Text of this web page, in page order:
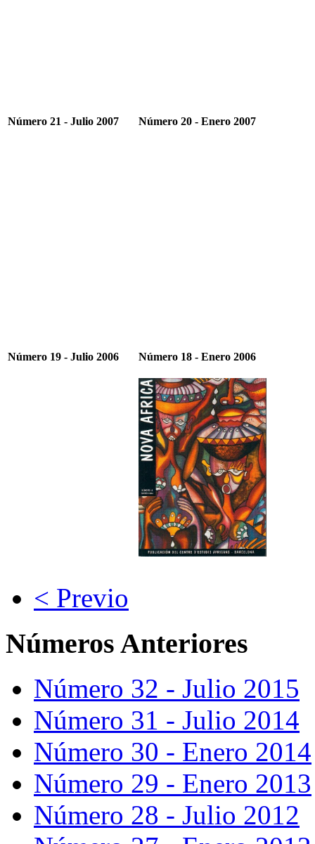
Número 21 - Julio 2007 Número 20 - Enero 2007
Número 19 - Julio 2006 Número 18 - Enero 2006
< Previo
Números Anteriores
Número 32 - Julio 2015
Número 31 - Julio 2014
Número 30 - Enero 2014
Número 29 - Enero 2013
Número 28 - Julio 2012